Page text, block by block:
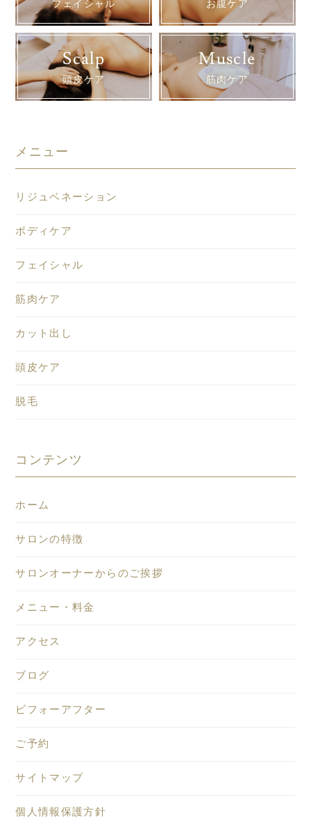
フェイシャル お腹ケア
Scalp
頭皮ケア
Muscle
筋肉ケア
メニュー
リジュベネーション
ボディケア
フェイシャル
筋肉ケア
カット出し
頭皮ケア
脱毛
コンテンツ
ホーム
サロンの特徴
サロンオーナーからのご挨拶
メニュー・料金
アクセス
ブログ
ビフォーアフター
ご予約
サイトマップ
個人情報保護方針